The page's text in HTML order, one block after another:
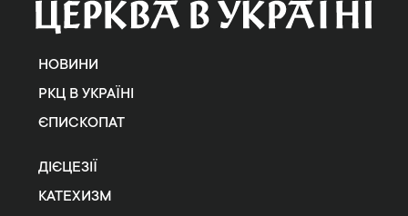
НОВИНИ
РКЦ В УКРАЇНІ
ЄПИСКОПАТ
ДІЄЦЕЗІЇ
КАТЕХИЗМ